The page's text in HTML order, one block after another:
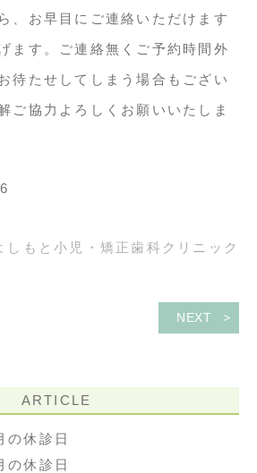
、お早目にご連絡いただけます
ます。ご連絡無くご予約時間外
待たせしてしまう場合もござい
ご協力よろしくお願いいたしま
しもと小児・矯正歯科クリニック
NEXT
ARTICLE
休診日
休診日